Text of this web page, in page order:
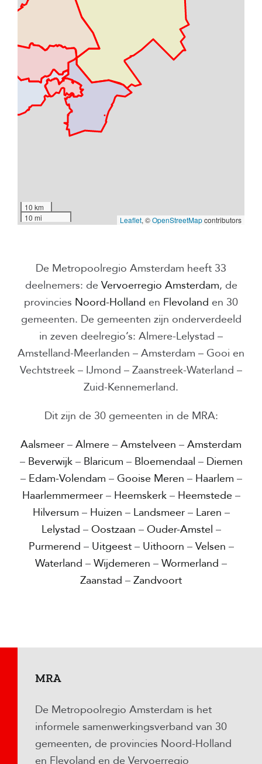
10 km
10 mi
Leaflet, ©OpenStreetMapcontributors
De Metropoolregio Amsterdam heeft 33
deelnemers: de Vervoerregio Amsterdam, de
provincies Noord-Holland en Flevoland en 30
gemeenten. De gemeenten zijn onderverdeeld
in zeven deelregio’s: Almere-Lelystad –
Amstelland-Meerlanden – Amsterdam – Gooi en
Vechtstreek – IJmond – Zaanstreek-Waterland –
Zuid-Kennemerland.
Dit zijn de 30 gemeenten in de MRA:
Aalsmeer – Almere – Amstelveen – Amsterdam
– Beverwijk– Blaricum – Bloemendaal – Diemen
– Edam-Volendam – Gooise Meren – Haarlem –
Haarlemmermeer– Heemskerk– Heemstede–
Hilversum – Huizen – Landsmeer– Laren –
Lelystad – Oostzaan – Ouder-Amstel –
Purmerend – Uitgeest– Uithoorn – Velsen –
Waterland – Wijdemeren – Wormerland –
Zaanstad – Zandvoort
MRA
De Metropoolregio Amsterdam is het
informele samenwerkingsverband van 30
gemeenten, de provincies Noord-Holland
en Flevoland en de Vervoerregio